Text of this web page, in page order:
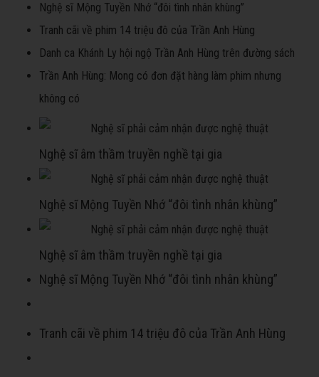
Nghệ sĩ Mộng Tuyền Nhớ “đôi tình nhân khùng”
Tranh cãi về phim 14 triệu đô của Trần Anh Hùng
Danh ca Khánh Ly hội ngộ Trần Anh Hùng trên đường sách
Trần Anh Hùng: Mong có đơn đặt hàng làm phim nhưng
không có
Nghệ sĩ âm thầm truyền nghề tại gia
Nghệ sĩ Mộng Tuyền Nhớ “đôi tình nhân khùng”
Nghệ sĩ âm thầm truyền nghề tại gia
Nghệ sĩ Mộng Tuyền Nhớ “đôi tình nhân khùng”
Tranh cãi về phim 14 triệu đô của Trần Anh Hùng